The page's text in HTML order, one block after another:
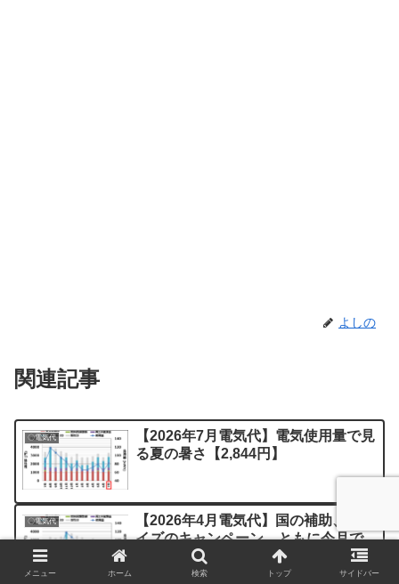
よしの
関連記事
〇電気代
【2026年7月電気代】電気使用量で見
る夏の暑さ【2,844円】
〇電気代
【2026年4月電気代】国の補助、ミラ
イズのキャンペーン、ともに今月で
おしまい【2,215円】
メニュー ホーム 検索 トップ サイドバー